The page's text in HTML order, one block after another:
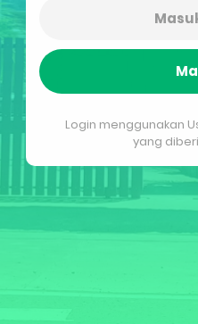
Login menggunakan
yang